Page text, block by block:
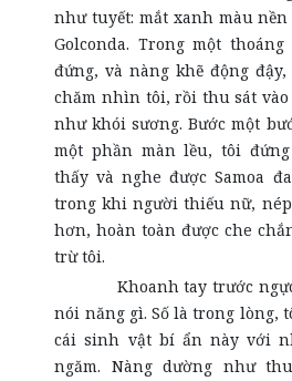
như tuyết: mắt xanh màu
Golconda. Trong một
đứng, và nàng khẽ động
chăm nhìn tôi, rồi thu sát
như khói sương. Bước một
một phần màn lều, tôi
thấy và nghe được Samoa
trong khi người thiếu nữ,
hơn, hoàn toàn được che
trừ tôi.
Khoanh tay trước ngực,
nói năng gì. Số là trong lòng,
cái sinh vật bí ẩn này với
ngăm. Nàng dường như